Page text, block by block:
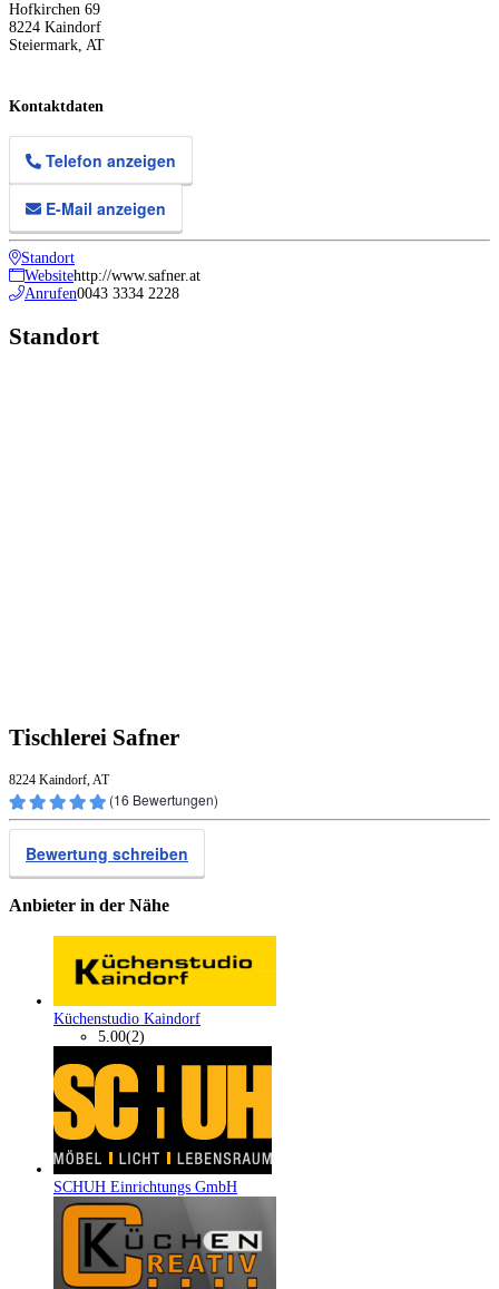
Hofkirchen 69
8224 Kaindorf
Steiermark, AT
Kontaktdaten
Telefon anzeigen
E-Mail anzeigen
Standort
Websitehttp://www.safner.at
Anrufen0043 3334 2228
Standort
Tischlerei Safner
8224 Kaindorf, AT
(16 Bewertungen)
Bewertung schreiben
Anbieter in der Nähe
Küchenstudio Kaindorf
5.00(2)
SCHUH Einrichtungs GmbH